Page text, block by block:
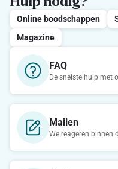
Online boodschappen
Magazine
FAQ
De snelste hulp met
Mailen
We reageren binnen